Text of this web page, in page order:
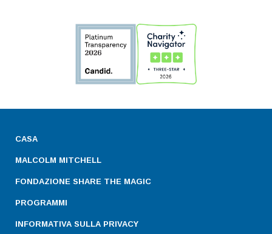
CASA
MALCOLM MITCHELL
FONDAZIONE SHARE THE MAGIC
PROGRAMMI
INFORMATIVA SULLA PRIVACY